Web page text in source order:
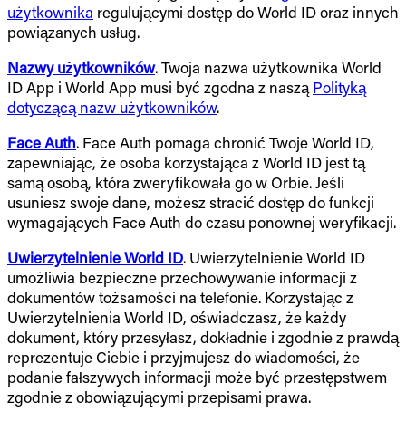
użytkownika regulującymi dostęp do World ID oraz innych
powiązanych usług.
Nazwy użytkowników. Twoja nazwa użytkownika World
ID App i World App musi być zgodna z naszą Polityką
dotyczącą nazw użytkowników.
Face Auth. Face Auth pomaga chronić Twoje World ID,
zapewniając, że osoba korzystająca z World ID jest tą
samą osobą, która zweryfikowała go w Orbie. Jeśli
usuniesz swoje dane, możesz stracić dostęp do funkcji
wymagających Face Auth do czasu ponownej weryfikacji.
Uwierzytelnienie World ID. Uwierzytelnienie World ID
umożliwia bezpieczne przechowywanie informacji z
dokumentów tożsamości na telefonie. Korzystając z
Uwierzytelnienia World ID, oświadczasz, że każdy
dokument, który przesyłasz, dokładnie i zgodnie z prawdą
reprezentuje Ciebie i przyjmujesz do wiadomości, że
podanie fałszywych informacji może być przestępstwem
zgodnie z obowiązującymi przepisami prawa.